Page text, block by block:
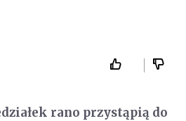
rano przystąpią do